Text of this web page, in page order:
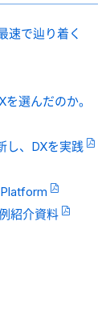
速で辿り着く
選んだのか。
し、DXを実践
紹介資料